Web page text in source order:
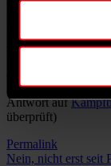
wird nun aber
Rückführung o.ä.
schutzsuchenden
Antwort auf
überprüft)
Permalink
Nein, nicht erst seit